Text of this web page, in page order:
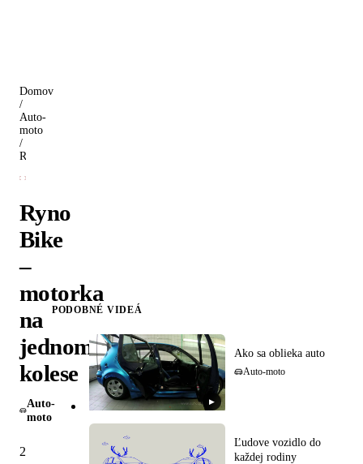
Domov
/
Auto-
moto
/
Ryno
Bike
–
motorka
na
jednom
kolese
Auto-
moto
2
PODOBNÉ VIDEÁ
▶
Ako sa oblieka auto
Auto-moto
Ľudove vozidlo do
každej rodiny